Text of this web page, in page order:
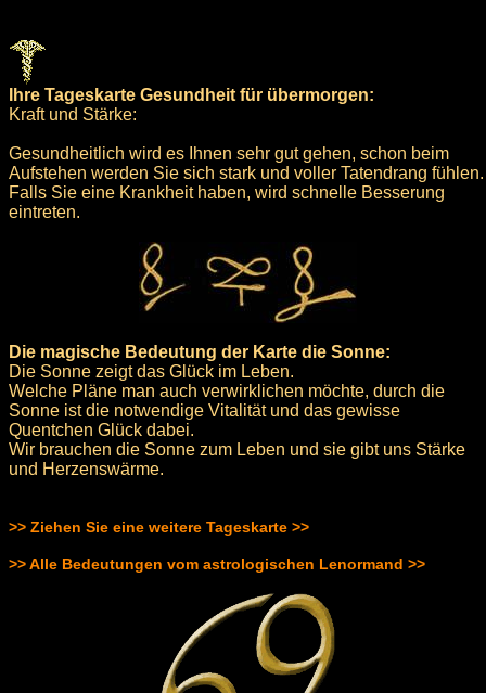
Ihre Tageskarte Gesundheit für übermorgen:
Kraft und Stärke:
Gesundheitlich wird es Ihnen sehr gut gehen, schon beim
Aufstehen werden Sie sich stark und voller Tatendrang fühlen.
Falls Sie eine Krankheit haben, wird schnelle Besserung
eintreten.
Die magische Bedeutung der Karte die Sonne:
Die Sonne zeigt das Glück im Leben.
Welche Pläne man auch verwirklichen möchte, durch die
Sonne ist die notwendige Vitalität und das gewisse
Quentchen Glück dabei.
Wir brauchen die Sonne zum Leben und sie gibt uns Stärke
und Herzenswärme.
>> Ziehen Sie eine weitere Tageskarte >>
>> Alle Bedeutungen vom astrologischen Lenormand >>